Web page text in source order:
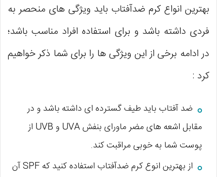
بهترین انواع کرم ضدآفتاب باید ویژگی های منحصر به
فردی داشته باشد و برای استفاده افراد مناسب باشد؛
در ادامه برخی از این ویژگی ها را برای شما ذکر خواهیم
کرد :
ضد آفتاب باید طیف گسترده ای داشته باشد و در
مقابل اشعه های مضر ماورای بنفش UVA و UVB از
پوست شما به خوبی مراقبت کند.
از بهترین انوع کرم ضدآفتاب استفاده کنید که SPF آن